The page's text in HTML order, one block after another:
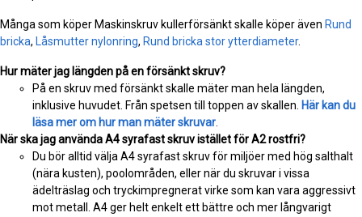
Många som köper Maskinskruv kullerförsänkt skalle köper även Rund
bricka, Låsmutter nylonring, Rund bricka stor ytterdiameter.
Hur mäter jag längden på en försänkt skruv?
På en skruv med försänkt skalle mäter man hela längden,
inklusive huvudet. Från spetsen till toppen av skallen. Här kan du
läsa mer om hur man mäter skruvar.
När ska jag använda A4 syrafast skruv istället för A2 rostfri?
Du bör alltid välja A4 syrafast skruv för miljöer med hög salthalt
(nära kusten), poolområden, eller när du skruvar i vissa
ädelträslag och tryckimpregnerat virke som kan vara aggressivt
mot metall. A4 ger helt enkelt ett bättre och mer långvarigt